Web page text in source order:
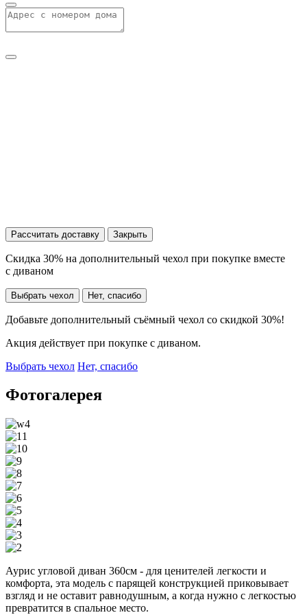
Рассчитать доставку Закрыть
Скидка 30% на дополнительный чехол при покупке вместе
с диваном
Выбрать чехол Нет, спасибо
Добавьте дополнительный съёмный чехол со скидкой 30%!
Акция действует при покупке с диваном.
Выбрать чехол Нет, спасибо
Фотогалерея
Аурис угловой диван 360см - для ценителей легкости и
комфорта, эта модель с парящей конструкцией приковывает
взгляд и не оставит равнодушным, а когда нужно с легкостью
превратится в спальное место.